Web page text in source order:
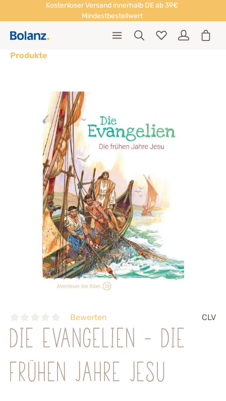
Kostenloser Versand innerhalb DE ab 39€
Mindestbestellwert
Produkte
Bewerten CLV
Die Evangelien - Die
frühen Jahre Jesu